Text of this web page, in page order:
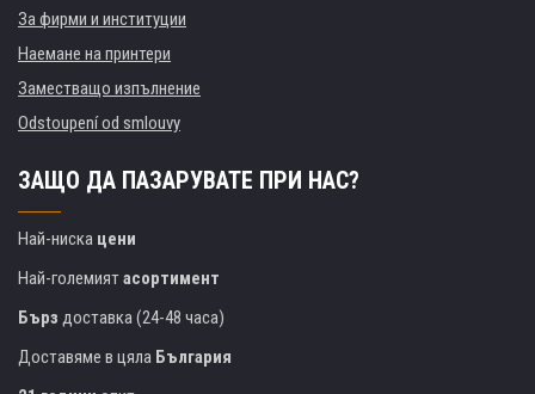
За фирми и институции
Наемане на принтери
Заместващо изпълнение
Odstoupení od smlouvy
ЗАЩО ДА ПАЗАРУВАТЕ ПРИ НАС?
Най-ниска цени
Най-големиятасортимент
Бърз доставка (24-48 часа)
Доставяме в цяла България